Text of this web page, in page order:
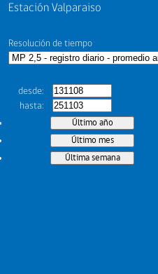
Estación Valparaiso
Resolución de tiempo
desde
hasta